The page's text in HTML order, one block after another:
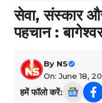
सेवा, संस्कार
पहचान :
By NS
On: June 18,
हमें फॉलो करें: